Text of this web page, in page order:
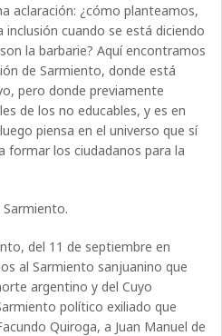
aclaración: ¿cómo planteamos,
cuando se está diciendo
la barbarie? Aquí encontramos
de Sarmiento, donde está
pero donde previamente
de los no educables, y es en
piensa en el universo que sí
formar los ciudadanos para la
del 11 de septiembre en
al Sarmiento sanjuanino que
argentino y del Cuyo
político exiliado que
Quiroga, a Juan Manuel de